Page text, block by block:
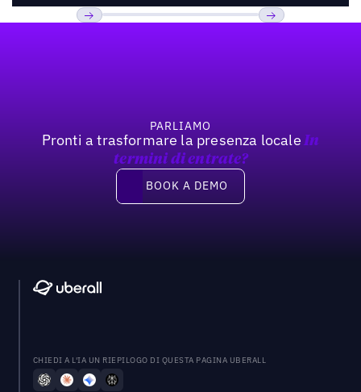
PARLIAMO
Pronti a trasformare la presenza locale In
termini di entrate?
Book a demo
BOOK A DEMO
CHIEDI A L'IA UN RIEPILOGO DI QUESTA PAGINA UBERALL